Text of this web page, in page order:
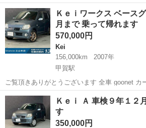
名： スズキ ■ 車種名： Ｋｅｉ ■ グレー
排気量： 660cc ■ ドア枚数： 5D ■ ミッシ
大阪 大阪市
Ｋｅｉワークス ベース
月まで 乗って帰れます
570,000円
Kei
156,000km
2007年
甲賀駅
ご覧頂きありがとうございます 全車 goonet カーセンサー 掲載！！
M's Stance 土山本店 軽自動車専門店 ☆気になる車があれば、下記
滋賀 甲賀市 Kei ワー
Ｋｅｉ Ａ 車検９年１２
す
350,000円